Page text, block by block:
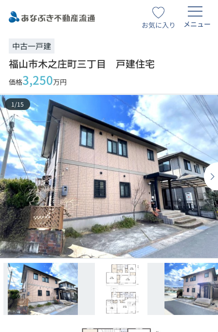
お気に入り メニュー
中古一戸建
福山市木之庄町三丁目 戸建住宅
価格3,250万円
1/15